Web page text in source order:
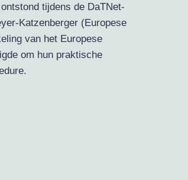
tijdens de DaTNet-
Katzenberger (Europese
van het Europese
om hun praktische